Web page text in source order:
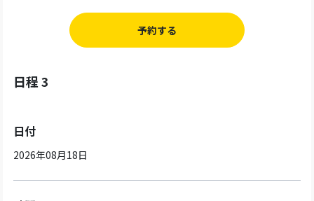
予約する
日程 3
日付
2026年08月18日